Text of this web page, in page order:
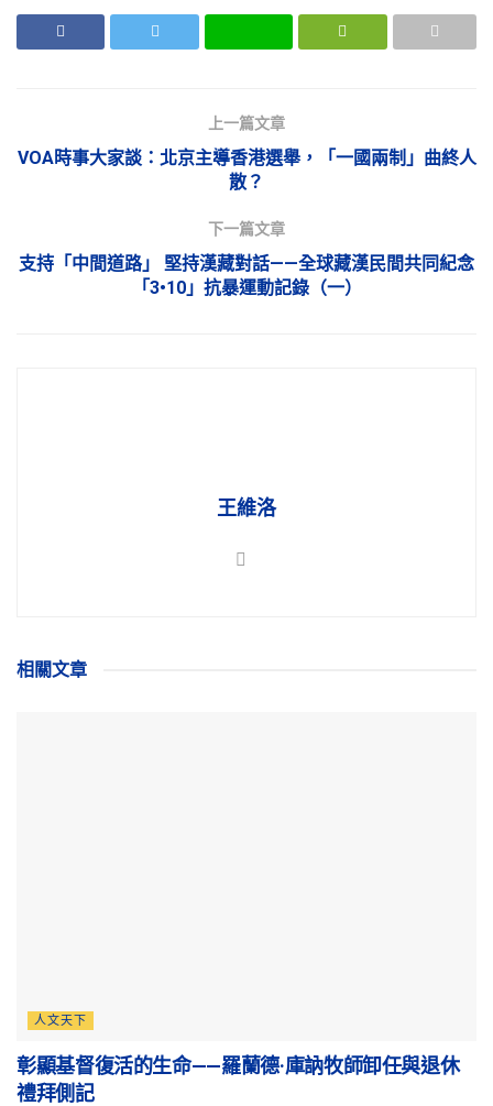
上一篇文章
VOA時事大家談：北京主導香港選舉，「一國兩制」曲終人
散？
下一篇文章
支持「中間道路」 堅持漢藏對話——全球藏漢民間共同紀念
「3•10」抗暴運動記錄（一）
王維洛
相關文章
人文天下
彰顯基督復活的生命——羅蘭德·庫訥牧師卸任與退休
禮拜側記